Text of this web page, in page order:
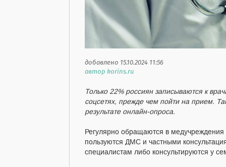
добавлено 15.10.2024 11:56
автор korins.ru
Только 22% россиян записываются к
соцсетях, прежде чем пойти на прием.
результате онлайн-опроса.
Регулярно обращаются в
пользуются ДМС и частными
специалистам либо консультируются у